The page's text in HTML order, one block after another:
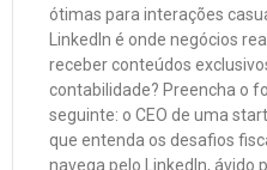
ótimas para interações
LinkedIn é onde negócios
receber conteúdos
contabilidade? Preencha o
seguinte: o CEO de uma
que entenda os desafios
navega pelo LinkedIn, ávido